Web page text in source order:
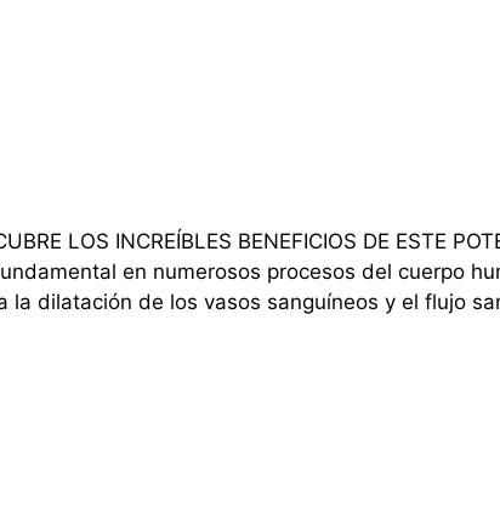
LOS INCREÍBLES BENEFICIOS DE ESTE
en numerosos procesos del cuerpo
la dilatación de los vasos sanguíneos y el flujo